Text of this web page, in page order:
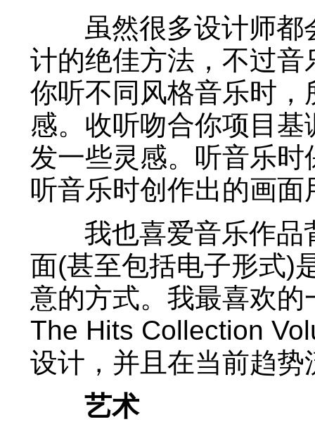
虽然很多设计师都
计的绝佳方法，不过
你听不同风格音乐时
感。收听吻合你项目
发一些灵感。听音乐
听音乐时创作出的画
我也喜爱音乐作品
面(甚至包括电子形式)
意的方式。我最喜欢
The Hits Collection
设计，并且在当前趋
艺术